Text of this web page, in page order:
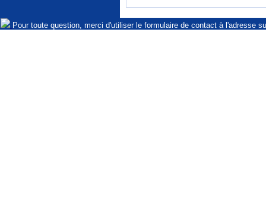
Pour toute question, merci d'utiliser le formulaire de contact à l'adresse